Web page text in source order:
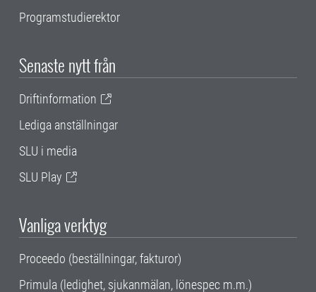
Programstudierektor
Senaste nytt från
Driftinformation
Lediga anställningar
SLU i media
SLU Play
Vanliga verktyg
Proceedo (beställningar, fakturor)
Primula (ledighet, sjukanmälan, lönespec m.m.)